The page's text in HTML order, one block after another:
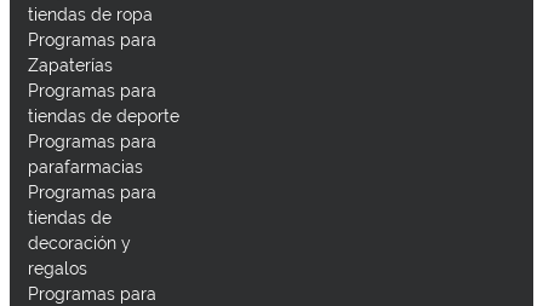
tiendas de ropa
Programas para
Zapaterías
Programas para
tiendas de deporte
Programas para
parafarmacias
Programas para
tiendas de
decoración y
regalos
Programas para